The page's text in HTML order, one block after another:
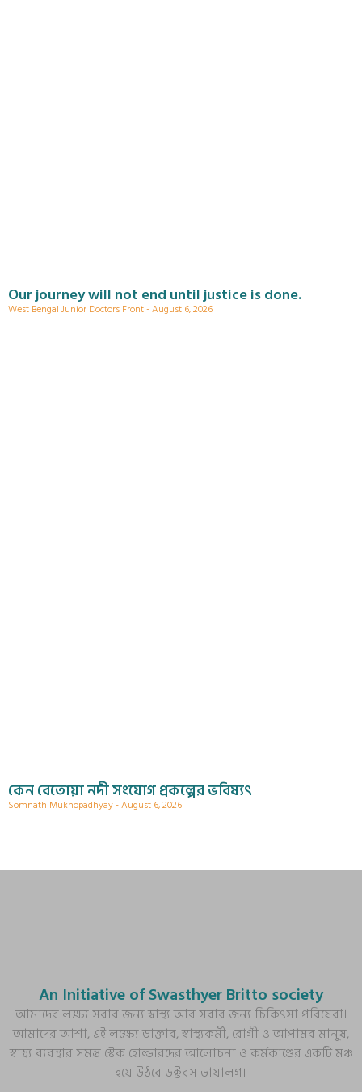
Our journey will not end until justice is done.
West Bengal Junior Doctors Front August 6, 2026
কেন বেতোয়া নদী সংযোগ প্রকল্পের ভবিষ্যৎ
Somnath Mukhopadhyay August 6, 2026
An Initiative of Swasthyer Britto society
আমাদের লক্ষ্য সবার জন্য স্বাস্থ্য আর সবার জন্য চিকিৎসা পরিষেবা।
আমাদের আশা, এই লক্ষ্যে ডাক্তার, স্বাস্থ্যকর্মী, রোগী ও আপামর মানুষ,
স্বাস্থ্য ব্যবস্থার সমস্ত স্টেক হোল্ডারদের আলোচনা ও কর্মকাণ্ডের একটি মঞ্চ
হয়ে উঠবে ডক্টরস ডায়ালগ।